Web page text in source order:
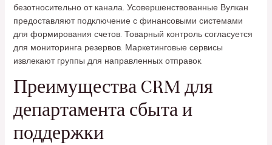
безотносительно от канала. Усовершенствованные Вулкан
предоставляют подключение с финансовыми системами
для формирования счетов. Товарный контроль согласуется
для мониторинга резервов. Маркетинговые сервисы
извлекают группы для направленных отправок.
Преимущества CRM для
департамента сбыта и
поддержки